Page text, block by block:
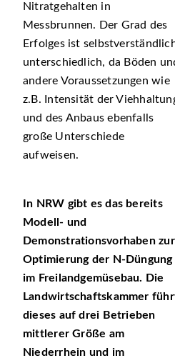
Nitratgehalten in
Messbrunnen. Der Grad des
Erfolges ist
unterschiedlich, da Böden
andere Voraussetzungen wie
z.B. Intensität der
und des Anbaus ebenfalls
große Unterschiede
aufweisen.
In NRW gibt es das bereits
Modell- und
Demonstrationsvorhaben zur
Optimierung der N-Düngung
im Freilandgemüsebau. Die
Landwirtschaftskammer
dieses auf drei Betrieben
mittlerer Größe am
Niederrhein und im